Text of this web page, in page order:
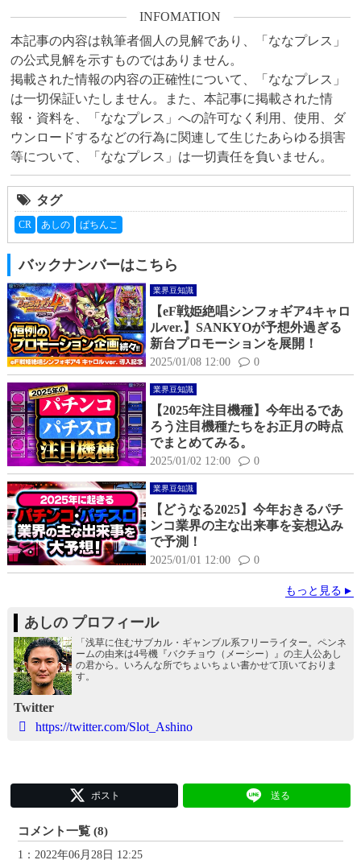
INFOMATION
本記事の内容は執筆者個人の見解であり、「ななプレス」
の公式見解を示すものではありません。
掲載された情報の内容の正確性について、「ななプレス」
は一切保証いたしません。また、本記事に掲載された情
報・資料を、「ななプレス」への許可なく利用、使用、ダ
ウンロードするなどの行為に関連して生じたあらゆる損害
等について、「ななプレス」は一切責任を負いません。
タグ
CR あしの ぱちんこ
バックナンバーはこちら
業界豆知識
【eF戦姫絶唱シンフォギア4キャロ
ルver.】SANKYOが予想外過ぎる
新台プロモーションを展開！
2025/01/08 12:00 0
業界豆知識
【2025年注目機種】今年出るであ
ろう注目機種たちをお正月の時点
でまとめてみる。
2025/01/02 12:00 0
業界豆知識
【どうなる2025】今年おきるパチ
ンコ業界の主な出来事を妄想込み
で予測！
2025/01/01 12:00 0
もっと見る
あしの プロフィール
「浅草に住むサブカル・ギャンブル系フリーライター。ペンネ
ームの由来は4号機『バクチョウ（メーシー）』の主人公あし
の君から。いろんな所でちょいちょい書かせて頂いておりま
す。
Twitter
https://twitter.com/Slot_Ashino
ポスト 送る
コメント一覧 (8)
1：2022年06月28日 12:25